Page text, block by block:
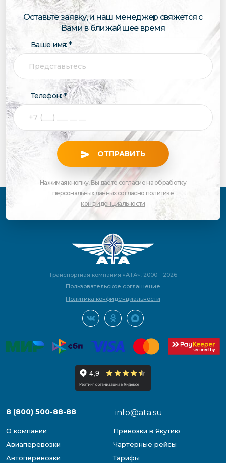
Оставьте заявку, и наш менеджер свяжется с
Вами в ближайшее время
Ваше имя: *
Телефон: *
ОТПРАВИТЬ
Нажимая кнопку, Вы даете согласие на обработку
персональных данныхсогласно политике
конфиденциальности
Транспортная компания «АТА», 2000—2026
Пользовательское соглашение
Политика конфиденциальности
8 (800) 500-88-88 info@ata.su
О компании
Превозки в Якутию
Авиаперевозки
Чартерные рейсы
Автоперевозки
Тарифы